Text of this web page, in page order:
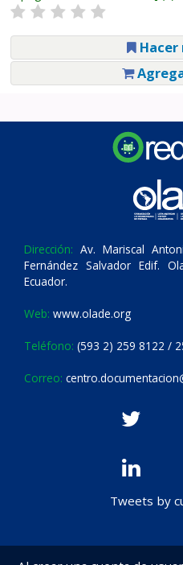
Hacer
Dirección: Av. Mariscal
Fernández Salvador Edif.
Ecuador.
Web: www.olade.org
Teléfono: (593 2) 259 8122 /
Correo:
Tweets by